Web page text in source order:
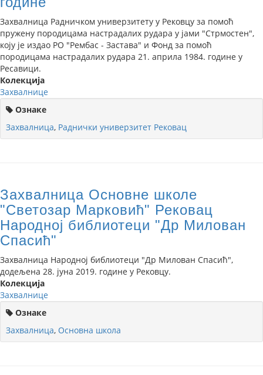
Захвалница Радничком универзитету у Рековцу за помоћ
пружену породицама настрадалих рудара у јами "Стрмостен",
коју је издао РО "Рембас - Застава" и Фонд за помоћ
породицама настрадалих рудара 21. априла 1984. године у
Ресавици.
Колекција
Захвалнице
Ознаке
Захвалница, Раднички универзитет Рековац
Захвалница Основне школе
"Светозар Марковић" Рековац
Народној библиотеци "Др Милован
Спасић"
Захвалница Народној библиотеци "Др Милован Спасић",
додељена 28. јуна 2019. године у Рековцу.
Колекција
Захвалнице
Ознаке
Захвалница, Основна школа